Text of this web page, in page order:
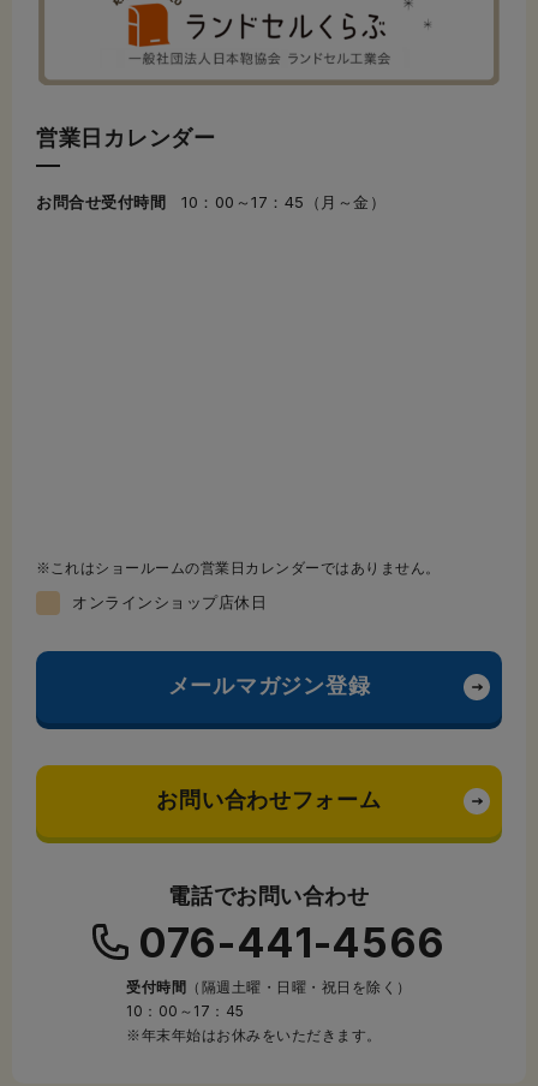
営業日カレンダー
お問合せ受付時間 10：00～17：45（月～金）
これはショールームの営業日カレンダーではありません。
オンラインショップ店休日
メールマガジン登録
お問い合わせフォーム
電話でお問い合わせ
076-441-4566
受付時間 （隔週土曜・日曜・祝日を除く）
10：00～17：45
※年末年始はお休みをいただきます。